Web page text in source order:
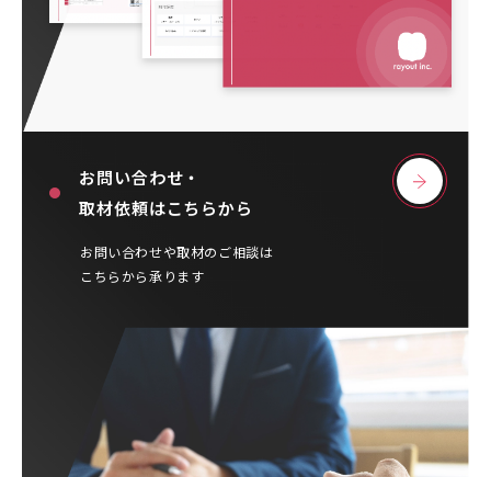
お問い合わせ・
取材依頼はこちらから
お問い合わせや取材のご相談は
こちらから承ります